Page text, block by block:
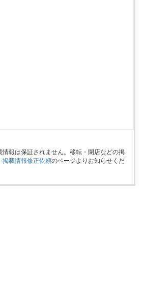
報は保証されません。移転・閉店などの掲
掲載情報修正依頼のページよりお知らせくだ